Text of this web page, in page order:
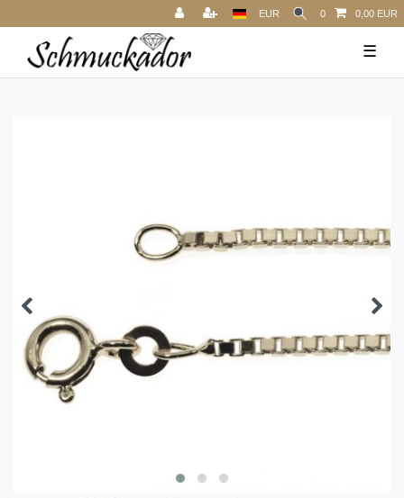
EUR 0 0,00 EUR
☰